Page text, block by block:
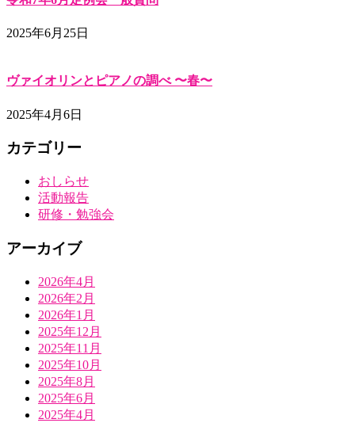
2025年6月25日
ヴァイオリンとピアノの調べ 〜春〜
2025年4月6日
カテゴリー
おしらせ
活動報告
研修・勉強会
アーカイブ
2026年4月
2026年2月
2026年1月
2025年12月
2025年11月
2025年10月
2025年8月
2025年6月
2025年4月